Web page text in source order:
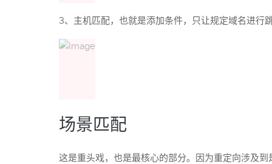
3、主机匹配，也就是添加条件，只让规定域名进行
场景匹配
这是重头戏，也是最核心的部分。因为重定向涉及